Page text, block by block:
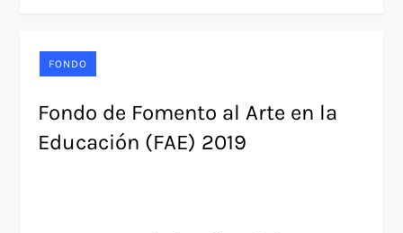
FONDO
Fondo de Fomento al Arte en la
Educación (FAE) 2019